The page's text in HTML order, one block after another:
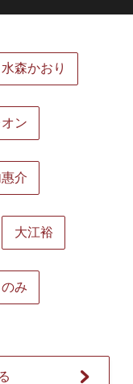
水森かおり
ン
介
大江裕
み